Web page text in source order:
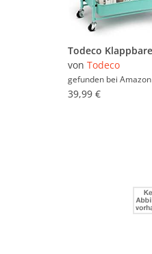
von Todeco
gefunden bei Amazon
39,99 €